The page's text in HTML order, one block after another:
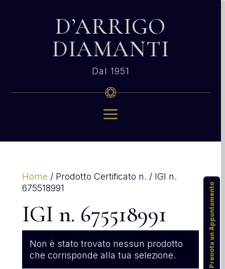
D’ARRIGO
DIAMANTI
Dal 1951
a
Home / Prodotto Certificato n. / IGI n.
675518991
IGI n. 675518991
Non è stato trovato nessun prodotto
che corrisponde alla tua selezione.
Prenota un Appuntamento